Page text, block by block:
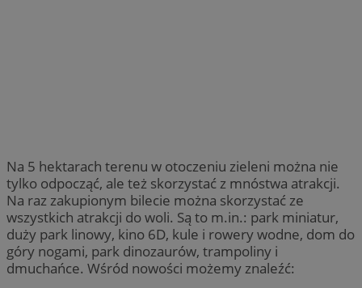
Na 5 hektarach terenu w otoczeniu zieleni można nie
tylko odpocząć, ale też skorzystać z mnóstwa atrakcji.
Na raz zakupionym bilecie można skorzystać ze
wszystkich atrakcji do woli. Są to m.in.: park miniatur,
duży park linowy, kino 6D, kule i rowery wodne, dom do
góry nogami, park dinozaurów, trampoliny i
dmuchańce. Wśród nowości możemy znaleźć: